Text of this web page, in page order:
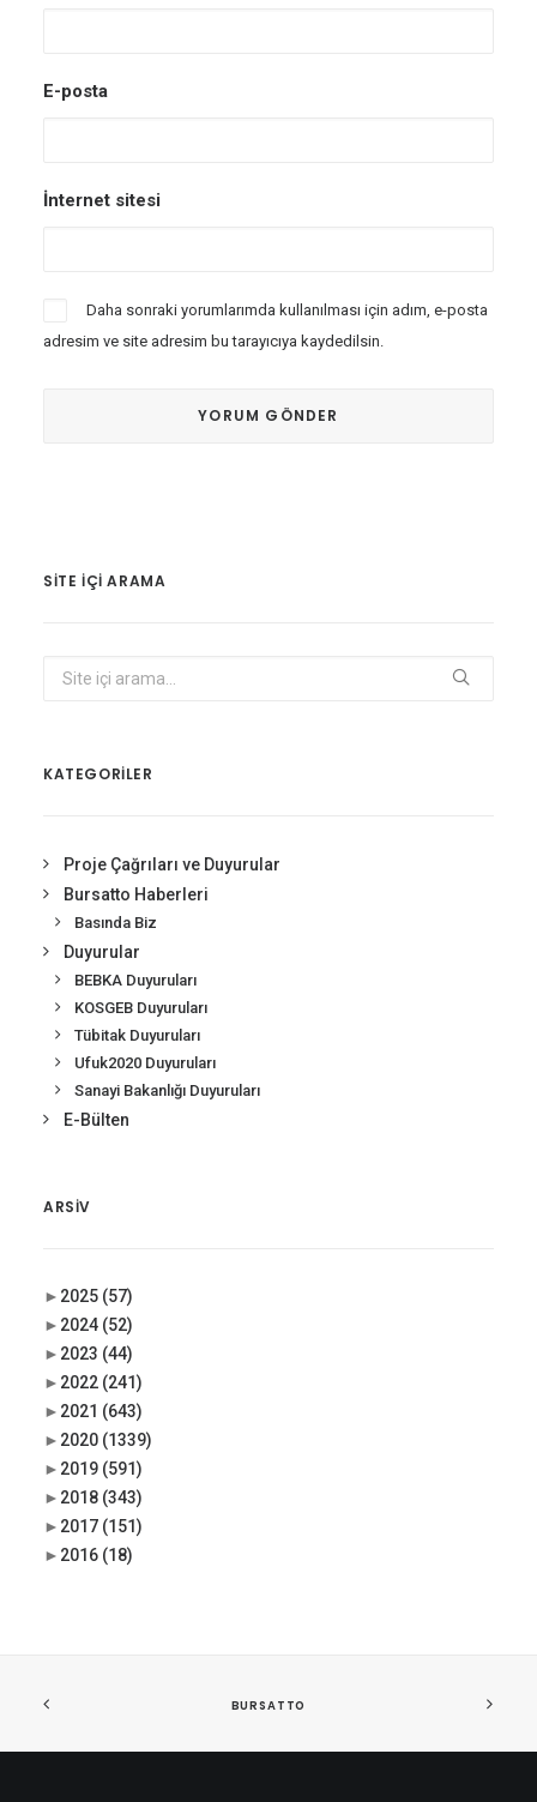
E-posta
İnternet sitesi
Daha sonraki yorumlarımda kullanılması için adım, e-posta
adresim ve site adresim bu tarayıcıya kaydedilsin.
SITE IÇI ARAMA
KATEGORİLER
Proje Çağrıları ve Duyurular
Bursatto Haberleri
Basında Biz
Duyurular
BEBKA Duyuruları
KOSGEB Duyuruları
Tübitak Duyuruları
Ufuk2020 Duyuruları
Sanayi Bakanlığı Duyuruları
E-Bülten
ARSIV
► 2025 (57)
► 2024 (52)
► 2023 (44)
► 2022 (241)
► 2021 (643)
► 2020 (1339)
► 2019 (591)
► 2018 (343)
► 2017 (151)
► 2016 (18)
BURSATTO